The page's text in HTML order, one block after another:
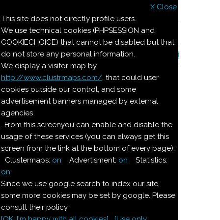
X Close
This site does not directly profile users.
We use technical cookies (PHPSESSION and
COOKIECHOICE) that cannot be disabled but that
do not store any personal information.
We display a visitor map by
http://www.clustrmaps.com/, that could user
cookies outside our control, and some
advertisement banners managed by external
agencies
. From this screenyou can enable and disable the
usage of these services (you can always get this
screen from the link at the bottom of every page):
Clustermaps: on Advertisment: on Statistics:
on
Since we use google search to index our site,
some more cookies may be set by google. Please
consult their policy
Le ricette di Pierre
Il quaderno di casa Magnaghi-Zorzoli
Le ricette di Pierre
AMARETTI DELLA CICCIA
BABA`
BACI DI DAMA
BIGNE'
BIGNE` DI FRUTTA
BIGNOLE
BIGNOLE ALLA CREMA
BIGNOLE DI CILIEGIE